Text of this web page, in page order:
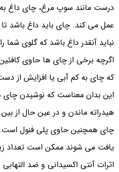
درست مانند سوپ مرغ، چای داغ
عمل می کند. چای باید داغ باشد تا
نباید آنقدر داغ باشد که گلوی شما
اگرچه برخی از چای‌ ها حاوی
که چای به کم‌ آبی یا افزایش از
این بدان معناست که نوشیدن چای
هیدراته ماندن و در عین حال از
چای همچنین حاوی پلی فنول است.
یافت می‌ شوند ممکن است تعداد
اثرات آنتی اکسیدانی و ضد